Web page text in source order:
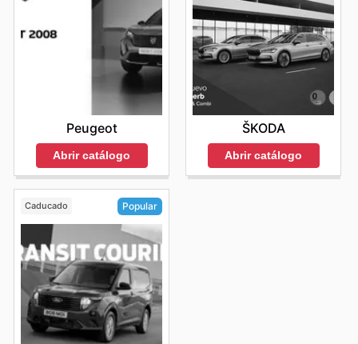
Peugeot
Abrir catálogo
ŠKODA
Abrir catálogo
Caducado Popular